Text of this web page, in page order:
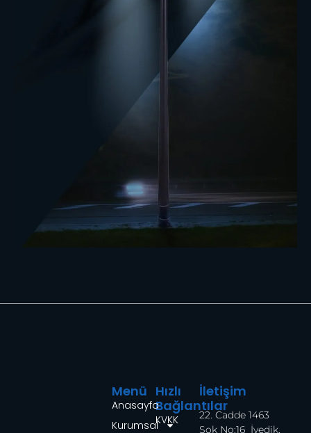
Hızlı
Bağlantılar
KVKK
Menü
Anasayfa
Kurumsal
İletişim
22. Cadde 1463
Sok No:16 İvedik.